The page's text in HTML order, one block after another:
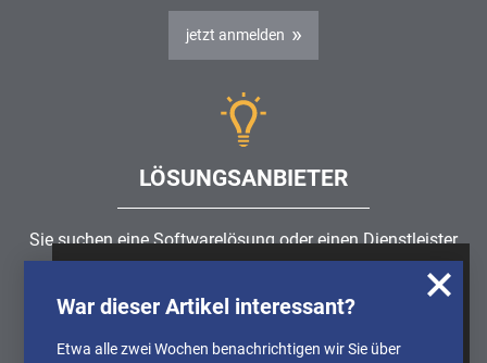
Informationen über die Nutzung unserer
Webseite zu erhalten und unser Angebot so
jetzt anmelden
LÖSUNGSANBIETER
Sie suchen eine Softwarelösung oder einen Dienstleister
rund um die ThemenRisikomanagement,GRC, IKS oder
ISMS?
Partner finden
War dieser Artikel interessant?
Etwa alle zwei Wochen benachrichtigen wir Sie über